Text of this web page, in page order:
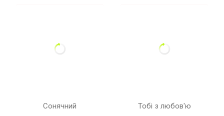
Сонячний
Тобі з любов'ю